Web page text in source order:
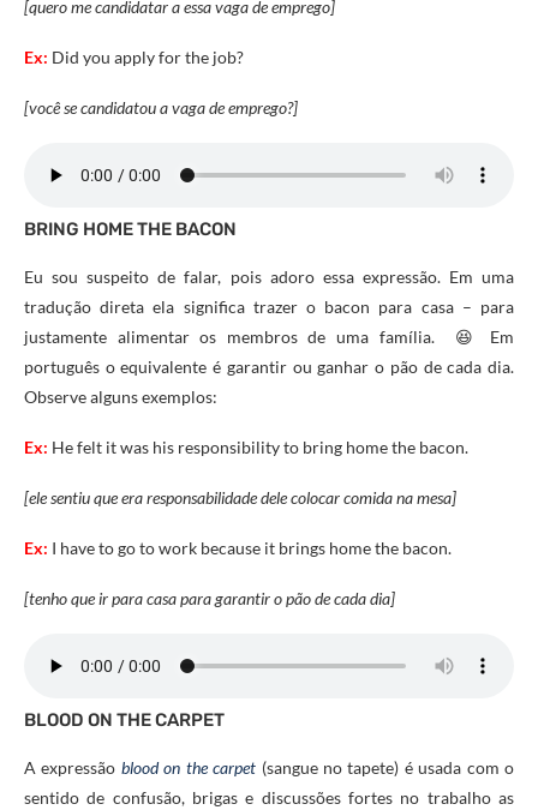
[quero me candidatar a essa vaga de emprego]
Ex: Did you apply for the job?
[você se candidatou a vaga de emprego?]
BRING HOME THE BACON
Eu sou suspeito de falar, pois adoro essa expressão. Em uma
tradução direta ela significa trazer o bacon para casa – para
justamente alimentar os membros de uma família. 😆 Em
português o equivalente é garantir ou ganhar o pão de cada dia.
Observe alguns exemplos:
Ex: He felt it was his responsibility to bring home the bacon.
[ele sentiu que era responsabilidade dele colocar comida na mesa]
Ex: I have to go to work because it brings home the bacon.
[tenho que ir para casa para garantir o pão de cada dia]
BLOOD ON THE CARPET
A expressão blood on the carpet (sangue no tapete) é usada com o
sentido de confusão, brigas e discussões fortes no trabalho as